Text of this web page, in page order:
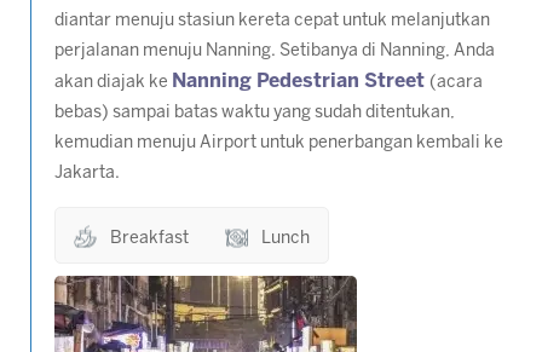
diantar menuju stasiun kereta cepat untuk melanjutkan
perjalanan menuju Nanning. Setibanya di Nanning, Anda
akan diajak ke Nanning Pedestrian Street (acara
bebas) sampai batas waktu yang sudah ditentukan,
kemudian menuju Airport untuk penerbangan kembali ke
Jakarta.
Breakfast Lunch